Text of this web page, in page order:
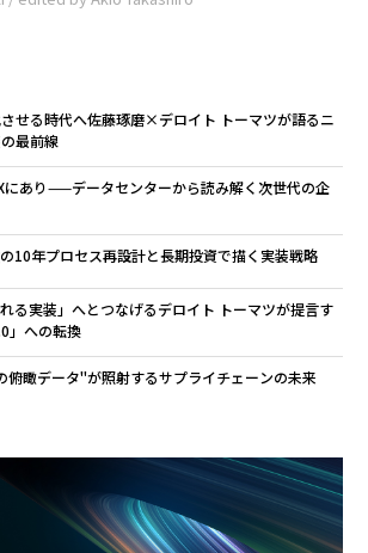
せる時代へ――佐藤琢磨×デロイト トーマツが語るニ
最前線
にあり——データセンターから読み解く次世代の企
10年――プロセス再設計と長期投資で描く実装戦略
る実装」へとつなげる――デロイト トーマツが提言す
」への転換
俯瞰データ"が照射するサプライチェーンの未来